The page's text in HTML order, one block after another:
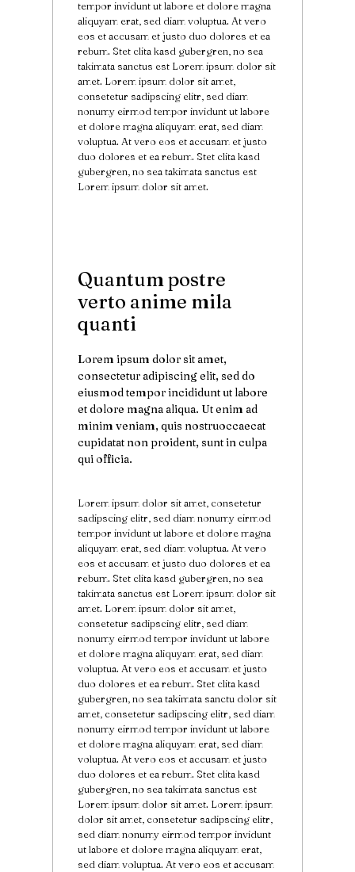
tempor invidunt ut labore et dolore magna
aliquyam erat, sed diam voluptua. At vero
eos et accusam et justo duo dolores et ea
rebum. Stet clita kasd gubergren, no sea
takimata sanctus est Lorem ipsum dolor sit
amet. Lorem ipsum dolor sit amet,
consetetur sadipscing elitr, sed diam
nonumy eirmod tempor invidunt ut labore
et dolore magna aliquyam erat, sed diam
voluptua. At vero eos et accusam et justo
duo dolores et ea rebum. Stet clita kasd
gubergren, no sea takimata sanctus est
Lorem ipsum dolor sit amet.
Quantum postre
verto anime mila
quanti
Lorem ipsum dolor sit amet,
consectetur adipiscing elit, sed do
eiusmod tempor incididunt ut labore
et dolore magna aliqua. Ut enim ad
minim veniam, quis nostruoccaecat
cupidatat non proident, sunt in culpa
qui officia.
Lorem ipsum dolor sit amet, consetetur
sadipscing elitr, sed diam nonumy eirmod
tempor invidunt ut labore et dolore magna
aliquyam erat, sed diam voluptua. At vero
eos et accusam et justo duo dolores et ea
rebum. Stet clita kasd gubergren, no sea
takimata sanctus est Lorem ipsum dolor sit
amet. Lorem ipsum dolor sit amet,
consetetur sadipscing elitr, sed diam
nonumy eirmod tempor invidunt ut labore
et dolore magna aliquyam erat, sed diam
voluptua. At vero eos et accusam et justo
duo dolores et ea rebum. Stet clita kasd
gubergren, no sea takimata sanctu dolor sit
amet, consetetur sadipscing elitr, sed diam
nonumy eirmod tempor invidunt ut labore
et dolore magna aliquyam erat, sed diam
voluptua. At vero eos et accusam et justo
duo dolores et ea rebum. Stet clita kasd
gubergren, no sea takimata sanctus est
Lorem ipsum dolor sit amet. Lorem ipsum
dolor sit amet, consetetur sadipscing elitr,
sed diam nonumy eirmod tempor invidunt
ut labore et dolore magna aliquyam erat,
sed diam voluptua. At vero eos et accusam